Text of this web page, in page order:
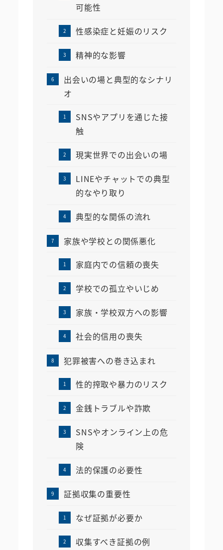
可能性
性感染症と妊娠のリスク
精神的な影響
出会いの場と典型的なシナリ
オ
SNSやアプリを通じた接
触
現実世界での出会いの場
LINEやチャットでの典型
的なやり取り
典型的な関係の流れ
家族や学校との関係悪化
家庭内での信頼の喪失
学校での孤立やいじめ
家族・学校双方への影響
社会的信用の喪失
犯罪被害への巻き込まれ
性的搾取や暴力のリスク
金銭トラブルや詐欺
SNSやオンライン上の危
険
法的保護の必要性
証拠収集の重要性
なぜ証拠が必要か
収集すべき証拠の例